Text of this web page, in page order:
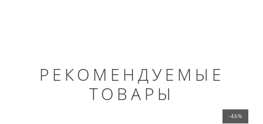
РЕКОМЕНДУЕМЫЕ
ТОВАРЫ
-46%